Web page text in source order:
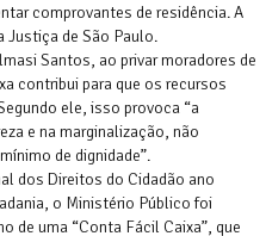
comprovantes de residência. A
Justiça de São Paulo.
Santos, ao privar moradores de
contribui para que os recursos
ele, isso provoca “a
e na marginalização, não
de dignidade”.
dos Direitos do Cidadão ano
o Ministério Público foi
de uma “Conta Fácil Caixa”, que